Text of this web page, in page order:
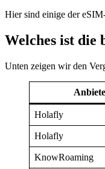
Hier sind einige der
Welches ist die
Unten zeigen wir den
Holafly
Holafly
KnowRoaming